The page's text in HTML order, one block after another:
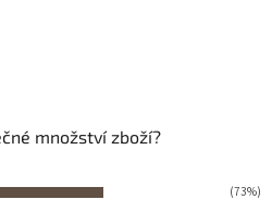
množství zboží?
(73%)